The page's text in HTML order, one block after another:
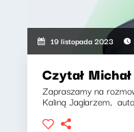
19 listopada 2023
Czytał
Zapraszamy na
Kaliną Jaglarzem,